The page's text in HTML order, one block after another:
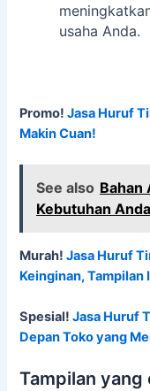
usaha Anda.
Promo!Jasa Huruf
Makin Cuan!
See also Bahan
Kebutuhan Anda
Murah!Jasa Huruf
Keinginan, Tampilan
Spesial!Jasa Huruf
Depan Toko yang
Tampilan yang